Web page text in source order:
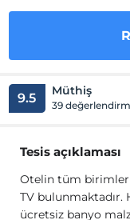
9.5 Müthiş
39
Tesis açıklaması
Otelin tüm
TV bulunmaktadır.
ücretsiz banyo